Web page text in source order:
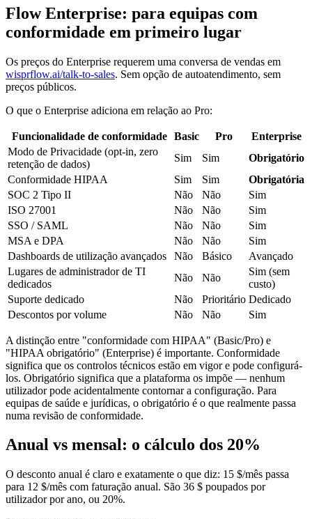
Flow Enterprise: para equipas com
conformidade em primeiro lugar
Os preços do Enterprise requerem uma conversa de vendas em
wisprflow.ai/talk-to-sales. Sem opção de autoatendimento, sem
preços públicos.
O que o Enterprise adiciona em relação ao Pro:
Funcionalidade de conformidade Basic Pro
Enterprise
Modo de Privacidade (opt-in, zero
retenção de dados)
Sim Sim
Obrigatório
Conformidade HIPAA
Sim Sim
Obrigatória
SOC 2 Tipo II
Não Não
Sim
ISO 27001
Não Não
Sim
SSO / SAML
Não Não
Sim
MSA e DPA
Não Não
Sim
Dashboards de utilização avançados
Não Básico
Avançado
Lugares de administrador de TI
dedicados
Não Não
Sim (sem
custo)
Suporte dedicado
Não Prioritário Dedicado
Descontos por volume
Não Não Sim
A distinção entre "conformidade com HIPAA" (Basic/Pro) e
"HIPAA obrigatório" (Enterprise) é importante. Conformidade
significa que os controlos técnicos estão em vigor e pode configurá-
los. Obrigatório significa que a plataforma os impõe — nenhum
utilizador pode acidentalmente contornar a configuração. Para
equipas de saúde e jurídicas, o obrigatório é o que realmente passa
numa revisão de conformidade.
Anual vs mensal: o cálculo dos 20%
O desconto anual é claro e exatamente o que diz: 15 $/mês passa
para 12 $/mês com faturação anual. São 36 $ poupados por
utilizador por ano, ou 20%.